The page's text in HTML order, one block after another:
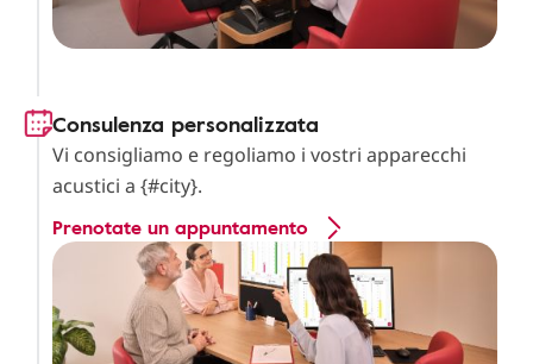
Consulenza personalizzata
Vi consigliamo e regoliamo i vostri apparecchi
acustici a {#city}.
Prenotate un appuntamento